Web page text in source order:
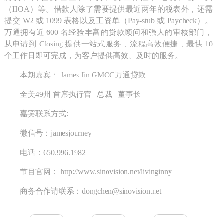
（HOA）等。借款人除了需要提供最近两年的税表外，还需
提交 W2 或 1099 表格以及工资单（Pay-stub 或 Paycheck）。
万通拥有近 600 名经验丰富的贷款顾问和强大的审核部门，
从申请到 Closing 提供一站式服务，流程高效便捷，最快 10
个工作日即可完成，为客户提供高效、及时的服务。
本期嘉宾： James Jin GMCC万通贷款
全美49州 首席执行官 | 总裁 | 董事长
嘉宾联系方式:
微信号：jamesjourney
电话：650.996.1982
节目官网： http://www.sinovision.net/livinginny
商务合作请联系：dongchen@sinovision.net